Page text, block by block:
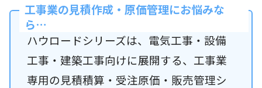
工事業の見積作成・原価管理にお悩みな
ら…
ハウロードシリーズは、電気工事・設備
工事・建築工事向けに展開する、工事業
専用の見積積算・受注原価・販売管理シ